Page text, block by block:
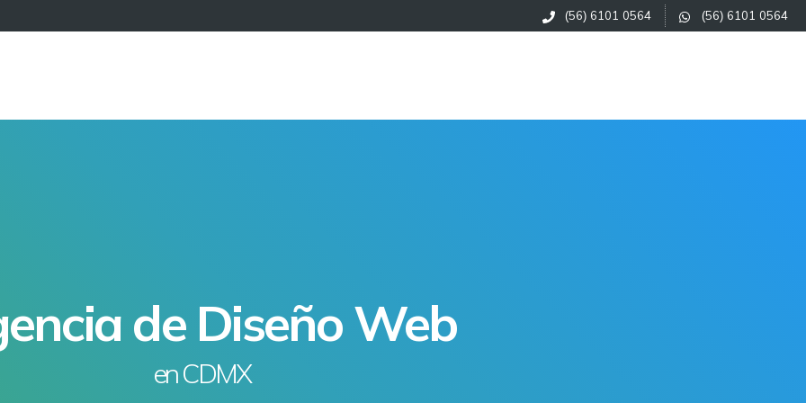
(56) 6101 0564 (56) 6101 0564
Cotizar Ahora
de Diseño Web
en CDMX